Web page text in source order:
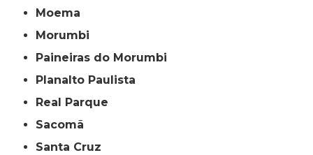
Moema
Morumbi
Paineiras do Morumbi
Planalto Paulista
Real Parque
Sacomã
Santa Cruz